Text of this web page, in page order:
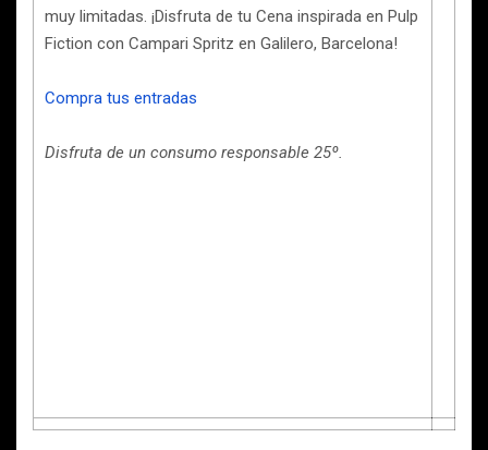
muy limitadas. ¡Disfruta de tu Cena inspirada en Pulp
Fiction con Campari Spritz en Galilero, Barcelona!
Compra tus entradas
Disfruta de un consumo responsable 25º.